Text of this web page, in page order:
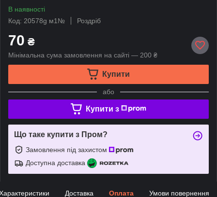
В наявності
Код: 20578g м1№
Роздріб
70 ₴
Мінімальна сума замовлення на сайті — 200 ₴
Купити
або
Купити з
Що таке купити з Пром?
Замовлення під захистом
Доступна доставка
Доставка Оплата Умови повернення